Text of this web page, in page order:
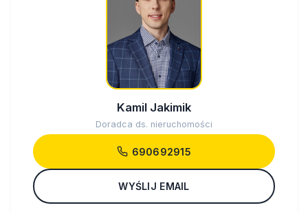
Kamil Jakimik
Doradca ds. nieruchomości
690692915
WYŚLIJ EMAIL